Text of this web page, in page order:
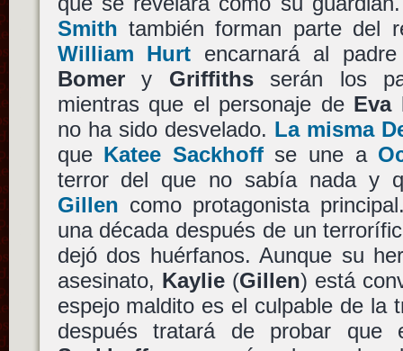
Smith también forman parte del
William Hurt encarnará al
Bomery Griffithsserán los
mientras que el personaje de Eva
no ha sido desvelado. La misma
que Katee Sackhoffse une a
terror del que no sabía nada y
Gillen como protagonista
una década después de un
dejó dos huérfanos. Aunque su
asesinato, Kaylie(Gillen) está
espejo maldito es el culpable de la
después tratará de probar